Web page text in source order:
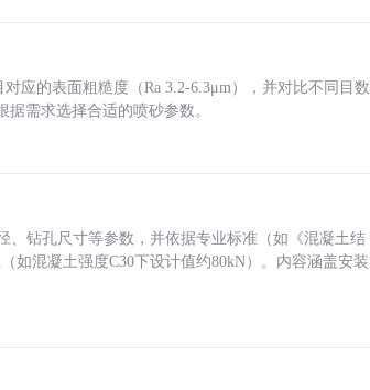
应的表面粗糙度（Ra 3.2-6.3μm），并对比不同目数
需求选择合适的喷砂参数。
、钻孔尺寸等参数，并依据专业标准（如《混凝土结
如混凝土强度C30下设计值约80kN）。内容涵盖安装